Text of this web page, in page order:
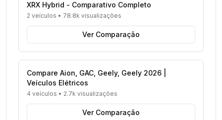
XRX Hybrid - Comparativo Completo
2 veículos • 78.8k visualizações
Ver Comparação
Compare Aion, GAC, Geely, Geely 2026 |
Veículos Elétricos
4 veículos • 2.7k visualizações
Ver Comparação